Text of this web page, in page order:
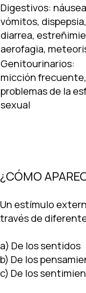
Digestivos:
vómitos, dispepsia,
diarrea,
aerofagia,
Genitourinarios:
micción frecuente,
problemas de la
sexual
¿CÓMO
Un estímulo
través de
a) De los sentidos
b) De los
c) De los